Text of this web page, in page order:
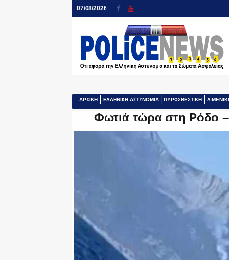
07/08/2026
ΑΡΧΙΚΗ ΕΛΛΗΝΙΚΗ ΑΣΤΥΝΟΜΙΑ ΠΥΡΟΣΒΕΣΤΙΚΗ
Φωτιά τώρα στη Ρόδο